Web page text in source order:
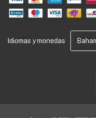
Idiomas y monedas